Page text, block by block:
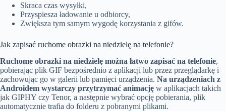
Skraca czas wysyłki,
Przyspiesza ładowanie u odbiorcy,
Zwiększa tym samym wygodę korzystania z gifów.
Jak zapisać ruchome obrazki na niedzielę na telefonie?
Ruchome obrazki na niedzielę można łatwo zapisać na telefonie,
pobierając plik GIF bezpośrednio z aplikacji lub przez przeglądarkę i
zachowując go w galerii lub pamięci urządzenia. Na urządzeniach z
Androidem wystarczy przytrzymać animację w aplikacjach takich
jak GIPHY czy Tenor, a następnie wybrać opcję pobierania, plik
automatycznie trafia do folderu z pobranymi plikami.